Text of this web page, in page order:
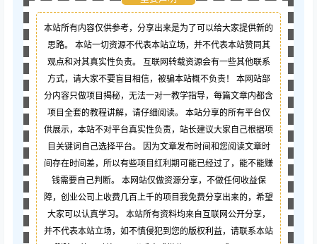
本站所有内容仅供参考，分享出来是为了可以给大家提供新的
思路。 本站一切资源不代表本站立场，并不代表本站赞同其
观点和对其真实性负责。 互联网转载资源会有一些其他联系
方式，请大家不要盲目相信，被骗本站概不负责！ 本网站部
分内容只做项目揭秘，无法一对一教学指导，每篇文章内都含
项目全套的教程讲解，请仔细阅读。 本站分享的所有平台仅
供展示，本站不对平台真实性负责，站长建议大家自己根据项
目关键词自己选择平台。 因为文章发布时间和您阅读文章时
间存在时间差，所以有些项目红利期可能已经过了，能不能赚
钱需要自己判断。 本网站仅做资源分享，不做任何收益保
障，创业公司上收费几百上千的项目我免费分享出来的，希望
大家可以认真学习。 本站所有资料均来自互联网公开分享，
并不代表本站立场，如不慎侵犯到您的版权利益，请联系本站